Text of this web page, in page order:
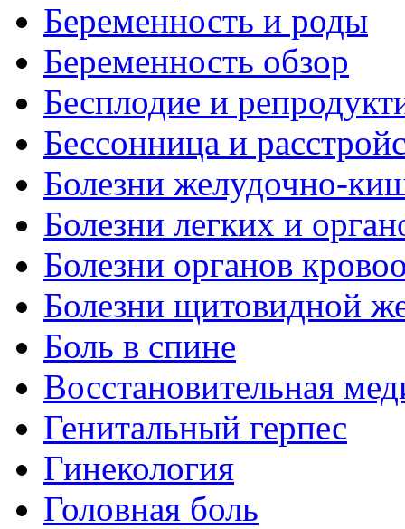
Беременность и роды
Беременность обзор
Бесплодие и
Бессонница и
Болезни желудочно-
Болезни легких и
Болезни органов
Болезни щитовидной
Боль в спине
Восстановительная
Генитальный герпес
Гинекология
Головная боль